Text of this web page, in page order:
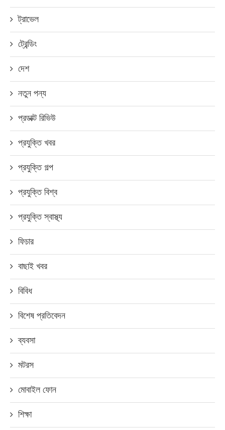
ট্রাভেল
ট্রেন্ডিং
দেশ
নতুন পন্য
প্রডাক্ট রিভিউ
প্রযুক্তি খবর
প্রযুক্তি গল্প
প্রযুক্তি বিশ্ব
প্রযুক্তি স্বাস্থ্য
ফিচার
বাছাই খবর
বিবিধ
বিশেষ প্রতিবেদন
ব্যবসা
মটরস
মোবাইল ফোন
শিক্ষা